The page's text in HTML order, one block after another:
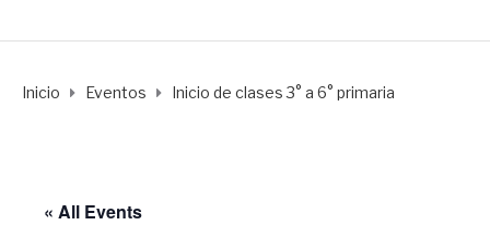
Inicio Eventos Inicio de clases 3° a 6° primaria
« All Events